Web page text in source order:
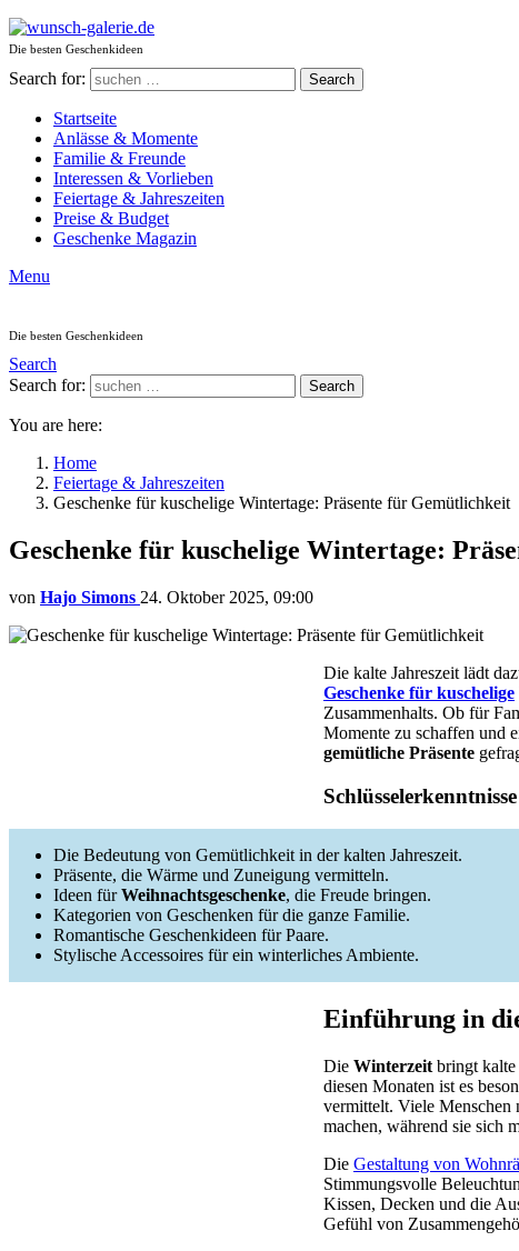
Die besten Geschenkideen
Search for: Search
Startseite
Anlässe & Momente
Familie & Freunde
Interessen & Vorlieben
Feiertage & Jahreszeiten
Preise & Budget
Geschenke Magazin
Menu
Die besten Geschenkideen
Search
Search for:
Search
You are here:
Home
Feiertage & Jahreszeiten
Geschenke für kuschelige Wintertage: Präsente für Gemütlichkeit
Geschenke für kuschelige Wintertage:
von Hajo Simons 24. Oktober 2025, 09:00
Die kalte Jahreszeit lädt
Geschenke für kuschelige
Zusammenhalts. Ob für
Momente zu schaffen und
gemütliche Präsente
Schlüsselerkenntnisse
Die Bedeutung von Gemütlichkeit in der kalten Jahreszeit.
Präsente, die Wärme und Zuneigung vermitteln.
Ideen fürWeihnachtsgeschenke, die Freude bringen.
Kategorien von Geschenken für die ganze Familie.
Romantische Geschenkideen für Paare.
Stylische Accessoires für ein winterliches Ambiente.
Einführung in
Die Winterzeit bringt kalte
diesen Monaten ist es
vermittelt. Viele Menschen
machen, während sie sich
Die Gestaltung von
Stimmungsvolle
Kissen, Decken und die
Gefühl von